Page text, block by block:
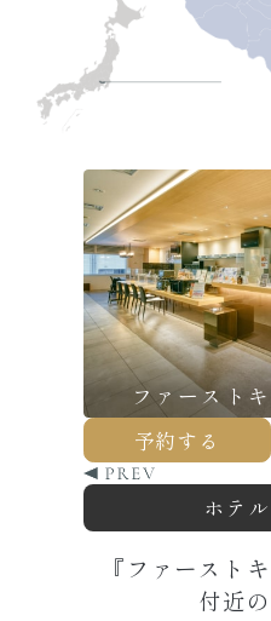
ファースト
予約する
ホテ
『ファースト
付近
ファース
羽田タ
予約する
ホテ
ファースト
予約する
ホテ
ファースト
予約する
ホテ
ファースト
予約する
ホテ
ファーストキ
予約する
ファーストキ
予約する
ホテ
『ファーストキ
付近
ファースト
予約する
ファースト
予約する
ファースト
予約する
ファーストキ
予約する